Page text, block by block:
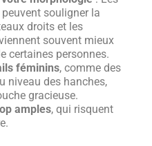
souligner la
droits et les
souvent mieux
certaines personnes.
féminins, comme des
niveau des hanches,
gracieuse.
amples, qui risquent